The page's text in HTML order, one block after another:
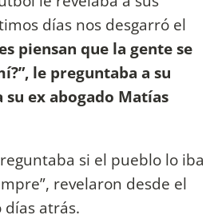
días nos desgarró el
piensan que la gente se
le preguntaba a su
su ex abogado Matías
si el pueblo lo iba
revelaron desde el
atrás.